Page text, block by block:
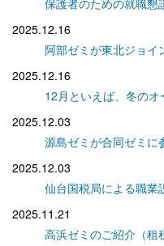
保護者のための就職懇
2025.12.16
阿部ゼミが東北ジョイ
2025.12.16
12月といえば、冬のオ
2025.12.03
源島ゼミが合同ゼミに
2025.12.03
仙台国税局による職業
2025.11.21
高浜ゼミのご紹介（租